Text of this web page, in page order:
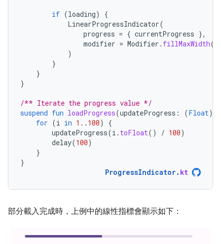
if (loading)
{
LinearProgressIndicator(
progress = { currentProgress },
modifier = Modifier . fillMaxWidth
)
}
}
}
/** Iterate the progress value */
suspend fun loadProgress(updateProgress : (Float)
for (i in 1. . 100)
{
updateProgress(i . toFloat() / 100)
delay(100)
}
}
ProgressIndicator. kt
部分載入完成時，上例中的線性指標會顯示如下：